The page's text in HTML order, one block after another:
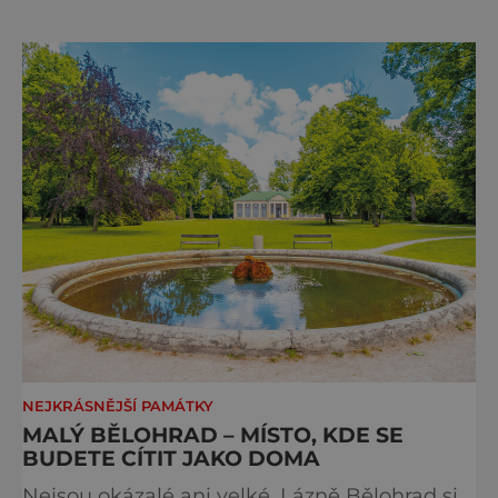
metropole, má ho na seznamu mí
NEJKRÁSNĚJŠÍ PAMÁTKY
MALÝ BĚLOHRAD – MÍSTO, KDE SE
BUDETE CÍTIT JAKO DOMA